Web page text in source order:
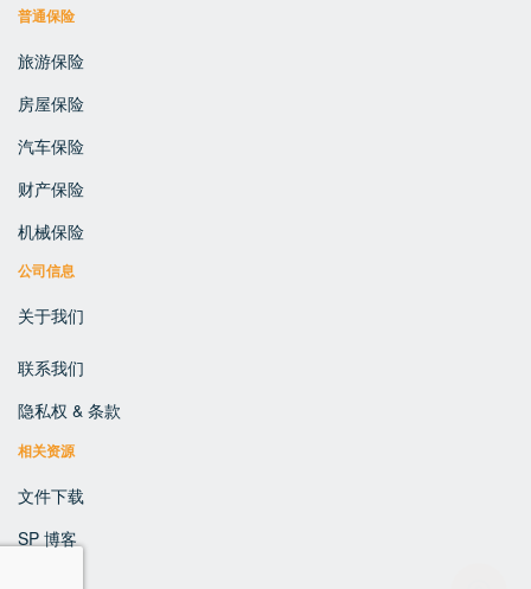
普通保险
旅游保险
房屋保险
汽车保险
财产保险
机械保险
公司信息
关于我们
联系我们
隐私权 & 条款
相关资源
文件下载
SP 博客